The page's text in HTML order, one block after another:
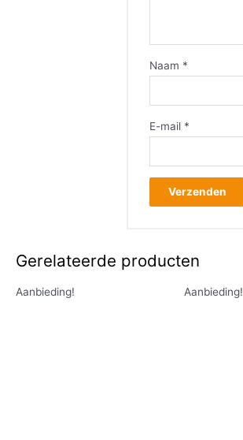
Naam *
E-mail *
Gerelateerde producten
Aanbieding! Aanbieding!